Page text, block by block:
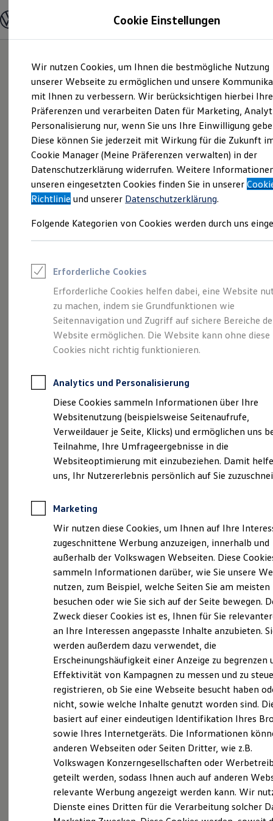
Hauptinhalt
springen
Footer
springen
Modelle und Konfigurator
Modelle vergleichen
Elektroautos
ENERGY Sondermodelle
Nutzfahrzeuge
SUV und CUV
Familienautos
Kombis
Kompaktwagen
Sportwagen
Schnell verfügbare Fahrzeuge
Angebote und Produkte
Aktuelle Angebote
E-Auto-Förderung
Volkswagen Marktplatz
Junge Gebrauchtwagen und Gebrauchtwagen
Saisonangebote
Leasing
Leasing-Angebote
Gebrauchtwagen Leasing
Junge Gebrauchtwagen-Leasing
Elektroauto Leasing
Kleinwagen-Leasing
Leasing ohne Anzahlung
Autokredit mit Schlussrate
Versicherungen und Garantien
Kfz-Versicherung
Restschuldversicherungen
Garantien
Wartungsverträge
Geschäftskunden
Professional Class bei Volkswagen
Großkunden
Behörden
Anpfiff zum Gewinn
Elektroautos
ID. Tutorials
Elektrofahrzeugkonzepte
Reichweite
Reichweite der ID. Modelle
Reichweite im Winter
Laden
Laden unterwegs
Laden Zuhause
Ladezeitensimulator
Batterie
Sicherheit
Garantie und Lebensdauer
Nachhaltigkeit
Technologie
Kosten und Kauf
Verbrauchskosten
Kaufoptionen
E-Auto-Förderung
Software und Konnektivität
Die ID. Software 6
ID. Software Versionen und Updates
Digitale Extras
Schnittstellen zu Ihrem ID.
Ihr Begleiter für Alltag
und Freizeit. Der T-
Cross.
Impressum & Rechtliches)
Probefahrt vereinbaren
Fahrzeugangebot anfordern
Servicetermin buchen
Serviceanfrage stellen
Cookie Einstellungen
Wir nutzen Cookies, um Ihnen die bestmögliche Nutzung
unserer Webseite zu ermöglichen und unsere
mit Ihnen zu verbessern. Wir berücksichtigen hierbei Ihre
Präferenzen und verarbeiten Daten für Marketing,
Personalisierung nur, wenn Sie uns Ihre Einwilligung
Diese können Sie jederzeit mit Wirkung für die Zukunft
Cookie Manager (Meine Präferenzen verwalten) in der
Datenschutzerklärung widerrufen. Weitere
unseren eingesetzten Cookies finden Sie in unserer
Richtlinie und unserer Datenschutzerklärung.
Folgende Kategorien von Cookies werden durch uns
Erforderliche Cookies
Erforderliche Cookies helfen dabei, eine Website
zu machen, indem sie Grundfunktionen wie
Seitennavigation und Zugriff auf sichere Bereiche
Website ermöglichen. Die Website kann ohne diese
Cookies nicht richtig funktionieren.
Analytics und Personalisierung
Diese Cookies sammeln Informationen über Ihre
Websitenutzung (beispielsweise Seitenaufrufe,
Verweildauer je Seite, Klicks) und ermöglichen uns
Teilnahme, Ihre Umfrageergebnisse in die
Websiteoptimierung mit einzubeziehen. Damit
uns, Ihr Nutzererlebnis persönlich auf Sie
Marketing
Wir nutzen diese Cookies, um Ihnen auf Ihre
zugeschnittene Werbung anzuzeigen, innerhalb und
außerhalb der Volkswagen Webseiten. Diese
sammeln Informationen darüber, wie Sie unsere
nutzen, zum Beispiel, welche Seiten Sie am meisten
besuchen oder wie Sie sich auf der Seite bewegen.
Zweck dieser Cookies ist es, Ihnen für Sie
an Ihre Interessen angepasste Inhalte anzubieten.
werden außerdem dazu verwendet, die
Erscheinungshäufigkeit einer Anzeige zu begrenzen
Effektivität von Kampagnen zu messen und zu
registrieren, ob Sie eine Webseite besucht haben
nicht, sowie welche Inhalte genutzt worden sind.
basiert auf einer eindeutigen Identifikation Ihres
sowie Ihres Internetgeräts. Die Informationen
anderen Webseiten oder Seiten Dritter, wie z.B.
Volkswagen Konzerngesellschaften oder
geteilt werden, sodass Ihnen auch auf anderen
relevante Werbung angezeigt werden kann. Wir
Dienste eines Dritten für die Verarbeitung solcher